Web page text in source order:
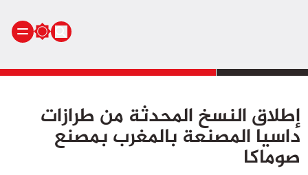
أنشطة ملكية
أنشطة برلمانية
إطلاق النسخ المحدثة من طرازات
داسيا المصنعة بالمغرب بمصنع
صوماكا